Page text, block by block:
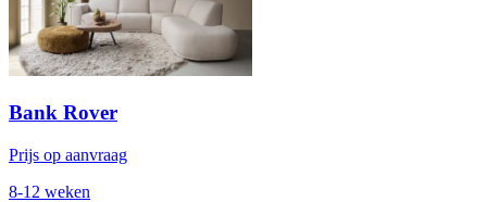
Bank Rover
Prijs op aanvraag
8-12 weken